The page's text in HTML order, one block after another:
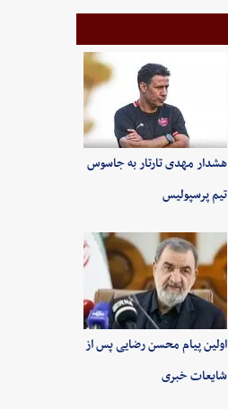
هشدار مهدی تارتار به جاسوس
تیم پرسپولیس
اولین پیام محسن رضایی پس از
شایعات خبری